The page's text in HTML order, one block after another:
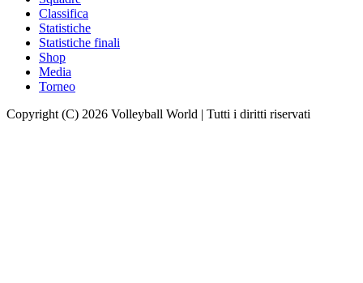
Classifica
Statistiche
Statistiche finali
Shop
Media
Torneo
Copyright (C) 2026 Volleyball World | Tutti i diritti riservati